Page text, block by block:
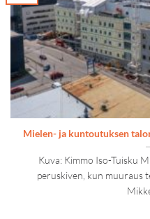
Mielen- ja kuntoutuksen
Kuva: Kimmo Iso-Tuisku
peruskiven, kun muuraus